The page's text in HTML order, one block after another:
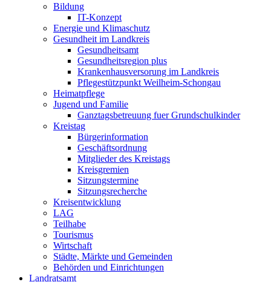
Bildung
IT-Konzept
Energie und Klimaschutz
Gesundheit im Landkreis
Gesundheitsamt
Gesundheitsregion plus
Krankenhausversorung im Landkreis
Pflegestützpunkt Weilheim-Schongau
Heimatpflege
Jugend und Familie
Ganztagsbetreuung fuer Grundschulkinder
Kreistag
Bürgerinformation
Geschäftsordnung
Mitglieder des Kreistags
Kreisgremien
Sitzungstermine
Sitzungsrecherche
Kreisentwicklung
LAG
Teilhabe
Tourismus
Wirtschaft
Städte, Märkte und Gemeinden
Behörden und Einrichtungen
Landratsamt